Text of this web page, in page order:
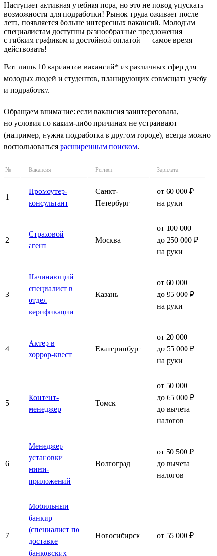
Наступает активная учебная пора, но это не повод упускать
возможности для подработки! Рынок труда оживает после
лета, появляется больше интересных вакансий. Молодым
специалистам доступны разнообразные предложения
с гибким графиком и достойной оплатой — самое время
действовать!
Вот лишь 10 вариантов вакансий* из различных сфер для
молодых людей и студентов, планирующих совмещать учебу
и подработку.
Обращаем внимание: если вакансия заинтересовала,
но условия по каким-либо причинам не устраивают
(например, нужна подработка в другом городе), всегда можно
воспользоваться расширенным поиском.
№ Вакансия Регион Зарплата
1
Промоутер-
консультант
Санкт-
Петербург
от 60 000 ₽
на руки
2
Страховой
агент
Москва
от 100 000
до 250 000 ₽
на руки
3
Начинающий
специалист в
отдел
верификации
Казань
от 60 000
до 95 000 ₽
на руки
4
Актер в
хоррор-квест
Екатеринбург
от 20 000
до 55 000 ₽
на руки
5
Контент-
менеджер
Томск
от 50 000
до 65 000 ₽
до вычета
налогов
6
Менеджер
установки
мини-
приложений
Волгоград
от 50 500 ₽
до вычета
налогов
7
Мобильный
банкир
(специалист по
доставке
банковских
Новосибирск от 55 000 ₽